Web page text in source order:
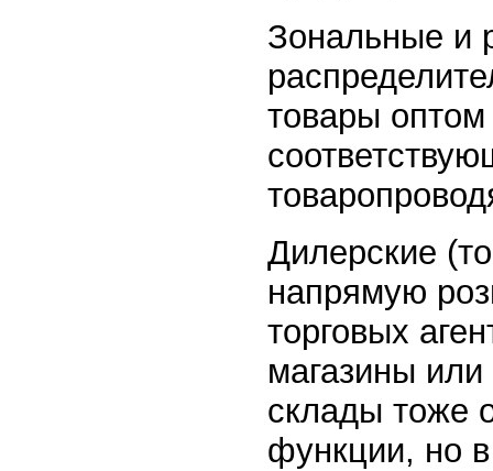
Зональные и
товары
Дилерские
напрямую
торговых
магазины
склады тоже
функции, но